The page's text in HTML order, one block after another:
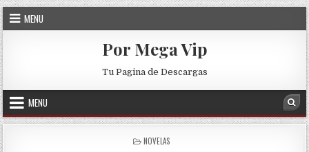
Skip to content
MENU
Por Mega Vip
Tu Pagina de Descargas
MENU
POSTED IN
NOVELAS